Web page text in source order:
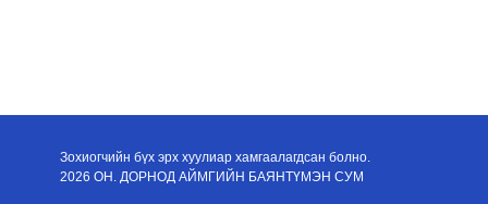
Зохиогчийн бүх эрх хуулиар хамгаалагдсан болно.
2026 ОН. ДОРНОД АЙМГИЙН БАЯНТҮМЭН СУМ